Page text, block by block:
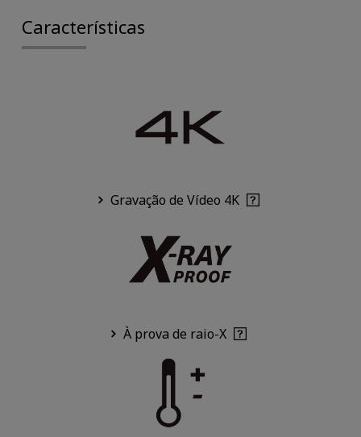
Características
Gravação de Vídeo 4K
À prova de raio-X